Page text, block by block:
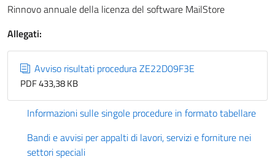
Rinnovo annuale della licenza del software MailStore
Allegati:
Avviso risultati procedura ZE22D09F3E
PDF 433,38 KB
Informazioni sulle singole procedure in formato tabellare
Bandi e avvisi per appalti di lavori, servizi e forniture nei
settori speciali